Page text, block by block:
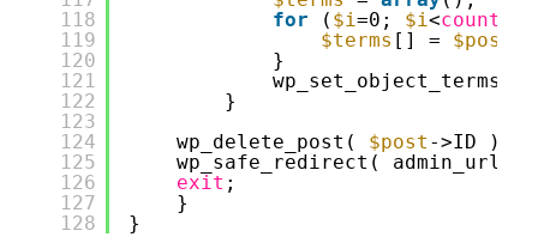
118
119
120
121
122
123
124
125
126
127
128
for
( $i=0; $i<count
$terms [] =
}
wp_set_object_terms(
}
wp_delete_post( $post ->ID );
wp_safe_redirect( admin_url(
exit ;
}
}